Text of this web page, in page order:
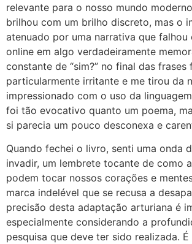
relevante para o nosso mundo
brilhou com um brilho discreto, mas o
atenuado por uma narrativa que falhou
online em algo verdadeiramente
constante de “sim?” no final das frases
particularmente irritante e me tirou da
impressionado com o uso da
foi tão evocativo quanto um poema,
si parecia um pouco desconexa e
Quando fechei o livro, senti uma onda
invadir, um lembrete tocante de como
podem tocar nossos corações e
marca indelével que se recusa a
precisão desta adaptação arturiana é
especialmente considerando a
pesquisa que deve ter sido realizada.